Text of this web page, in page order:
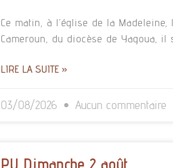
Ce matin, à l’église de la
Cameroun, du diocèse de Yagoua, il
LIRE LA SUITE »
03/08/2026 Aucun commentaire
PU Dimanche 2 août